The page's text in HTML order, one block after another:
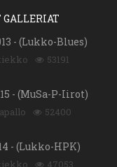
- (Lukko-Blues)
53191
- (MuSa-P-Iirot)
52400
- (Lukko-HPK)
47053